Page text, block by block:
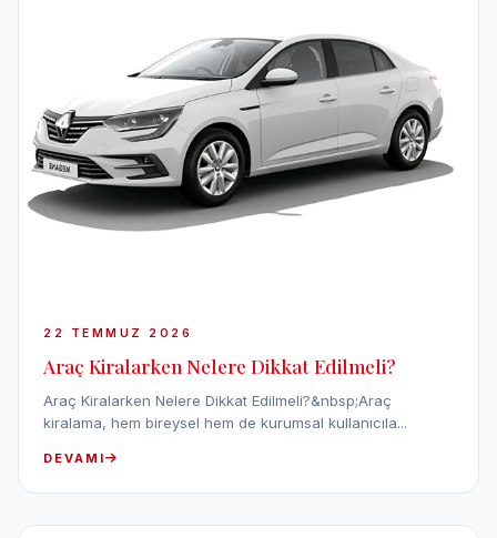
22 TEMMUZ 2026
Araç Kiralarken Nelere Dikkat Edilmeli?
Araç Kiralarken Nelere Dikkat Edilmeli?&nbsp;Araç
kiralama, hem bireysel hem de kurumsal kullanıcıla...
DEVAMI